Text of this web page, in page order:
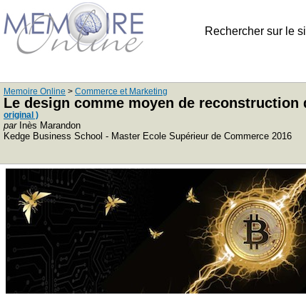
Rechercher sur le
Memoire Online > Commerce et Marketing
Le design comme moyen de
original )
parInès Marandon
Kedge Business School - Master Ecole Supérieur de Commerce 2016